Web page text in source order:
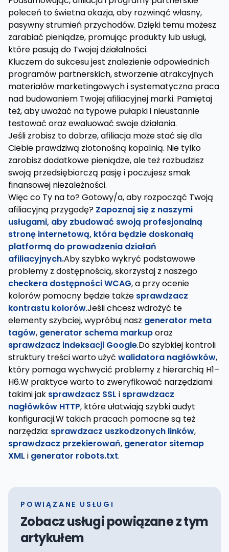
poleceń to świetna okazja, aby rozwinąć własny,
pasywny strumień przychodów. Dzięki temu możesz
zarabiać pieniądze, promując produkty lub usługi,
które pasują do Twojej działalności.
Kluczem do sukcesu jest znalezienie odpowiednich
programów partnerskich, stworzenie atrakcyjnych
materiałów marketingowych i systematyczna praca
nad budowaniem Twojej afiliacyjnej marki. Pamiętaj
też, aby uważać na typowe pułapki i nieustannie
testować oraz ewaluować swoje działania.
Jeśli zrobisz to dobrze, afiliacja może stać się dla
Ciebie prawdziwą złotonośną kopalnią. Nie tylko
zarobisz dodatkowe pieniądze, ale też rozbudzisz
swoją przedsiębiorczą pasję i poczujesz smak
finansowej niezależności.
Więc co Ty na to? Gotowy/a, aby rozpocząć Twoją
afiliacyjną przygodę? Zapoznaj się z naszymi
usługami, aby zbudować swoją profesjonalną
stronę internetową, która będzie doskonałą
platformą do prowadzenia działań
afiliacyjnych.Aby szybko wykryć podstawowe
problemy z dostępnością, skorzystaj z naszego
checkera dostępności WCAG, a przy ocenie
kolorów pomocny będzie także sprawdzacz
kontrastu kolorów.Jeśli chcesz wdrożyć te
elementy szybciej, wypróbuj nasz generator meta
tagów, generator schema markuporaz
sprawdzacz indeksacji Google.Do szybkiej kontroli
struktury treści warto użyć walidatora nagłówków,
który pomaga wychwycić problemy z hierarchią H1–
H6.W praktyce warto to zweryfikować narzędziami
takimi jak sprawdzacz SSL i sprawdzacz
nagłówków HTTP, które ułatwiają szybki audyt
konfiguracji.W takich pracach pomocne są też
narzędzia: sprawdzacz uszkodzonych linków,
sprawdzacz przekierowań, generator sitemap
XML i generator robots.txt.
POWIĄZANE USŁUGI
Zobacz usługi powiązane z tym
artykułem